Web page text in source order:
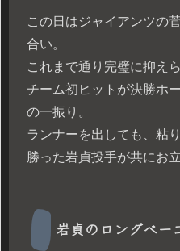
この日はジャイアンツの
合い。
これまで通り完璧に抑え
チーム初ヒットが決勝ホ
の一振り。
ランナーを出しても、粘
勝った岩貞投手が共にお
岩貞のロングベー